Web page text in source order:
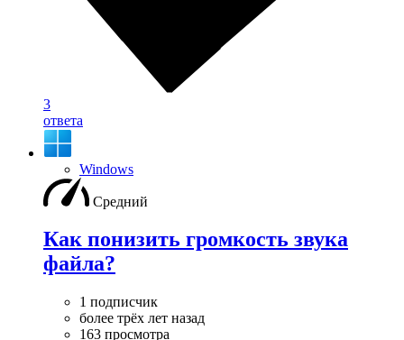
3
ответа
Windows
Средний
Как понизить громкость звука
файла?
1 подписчик
более трёх лет назад
163 просмотра